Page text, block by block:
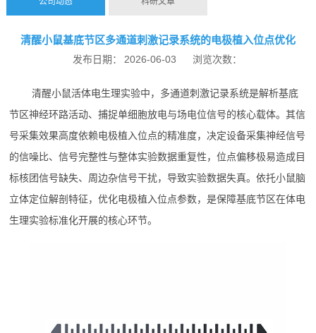
清醒小鼠基底节区多通道刺激记录系统的电极植入位点优化
发布日期： 2026-06-03 浏览次数：
清醒小鼠活体电生理实验中，多通道刺激记录系统是解析基底
节区神经环路活动、捕捉单细胞放电与场电位信号的核心载体。其信
号采集效果高度依赖电极植入位点的精准度，决定设备采集神经信号
的信噪比、信号完整性与整体实验数据重复性，位点偏移极易造成目
标核团信号缺失、周边杂信号干扰，导致实验数据失真。依托小鼠脑
立体定位解剖特征，优化电极植入位点参数，是保障基底节区在体电
生理实验标准化开展的核心环节。